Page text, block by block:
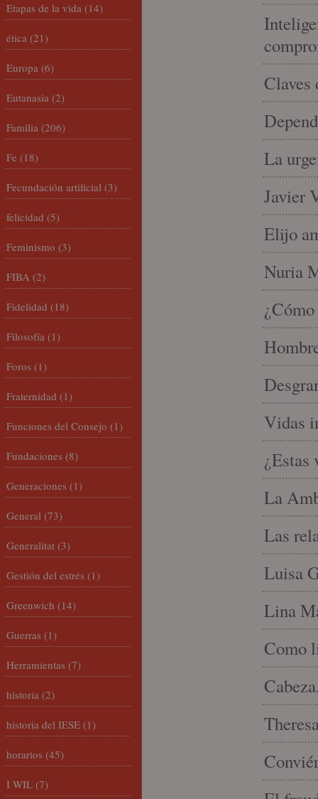
Claves
La
Javier
Elijo
Nuria
Vidas
¿Estas
La
Las
Luisa
Lina
Como
Etapas de la vida (14)
ética (21)
Europa (6)
Eutanasia (2)
Familia (206)
Fe (18)
Fecundación artificial (3)
felicidad (5)
Feminismo (3)
FIBA (2)
Fidelidad (18)
Filosofía (1)
Foros (1)
Fraternidad (1)
Funciones del Consejo (1)
Fundaciones (8)
Generaciones (1)
General (73)
Generalitat (3)
Gestión del estrés (1)
Greenwich (14)
Guerras (1)
Herramientas (7)
historia (2)
historia del IESE (1)
horarios (45)
I WIL (7)